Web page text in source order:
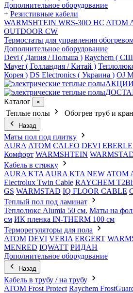
Дополнительное оборудование
+ Резистивные кабели
WARMSHTEIN WRS-30O HC ATOM
OUTDOOR CW
Термостаты для управления
Дополнительное оборудование
Devi ( Дания / Польша ) Raychem (
Mayer ( Голландия / Китай )
Корея ) DS Electronics ( Украина ) OJ
АКЦИИ
Каталог
×
Теплые полы Обогрев труб и
Назад
Маты пол под плитку
AURA АТОМ CALEO DEVI EBERLE
Комфорт WARMSHTEIN
Кабель в стяжку
AURA KTA AURA KTA NEW ATOM
Electrolux Twin Cable RAYCHEM
GS WARMSTAD IQ FLOOR CABLE
Теплый пол под ламинат
Теплолюкс Alumia 50 см. Маты на
см ИК пленка IN-THERM 100 см
Терморегуляторы для пола
ATOM DEVI VERIA ERGERT
MENRED IQWATT РИДАН
Дополнительное оборудование
Назад
Кабель в трубу / на трубу
ATOM Frost Protect Raychem